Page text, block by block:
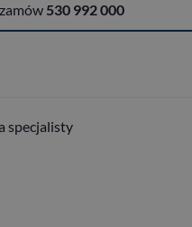
530 992 000
specjalisty